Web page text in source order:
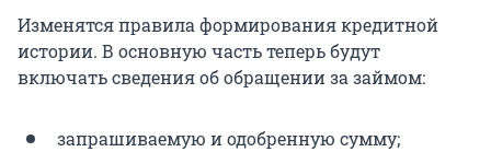
Изменятся правила формирования кредитной
истории. В основную часть теперь будут
включать сведения об обращении за займом:
запрашиваемую и одобренную сумму;